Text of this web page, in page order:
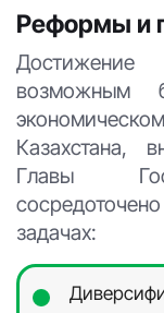
Реформы и
Достижение
возможным
Казахстана,
Главы
задачах: